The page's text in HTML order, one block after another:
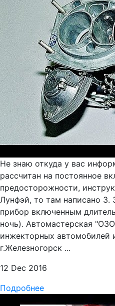
Не знаю откуда у вас
рассчитан на постоянное
предосторожности,
Лунфэй, то там написано 3.
прибор включенным
ночь). Автомастерская
инжекторных автомобилей
г.Железногорск ...
12 Dec 2016
Подробнее